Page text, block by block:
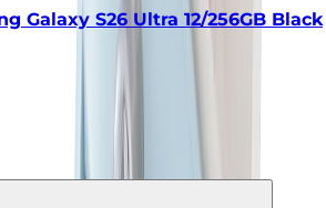
Galaxy S26 Ultra 12/256GB Black